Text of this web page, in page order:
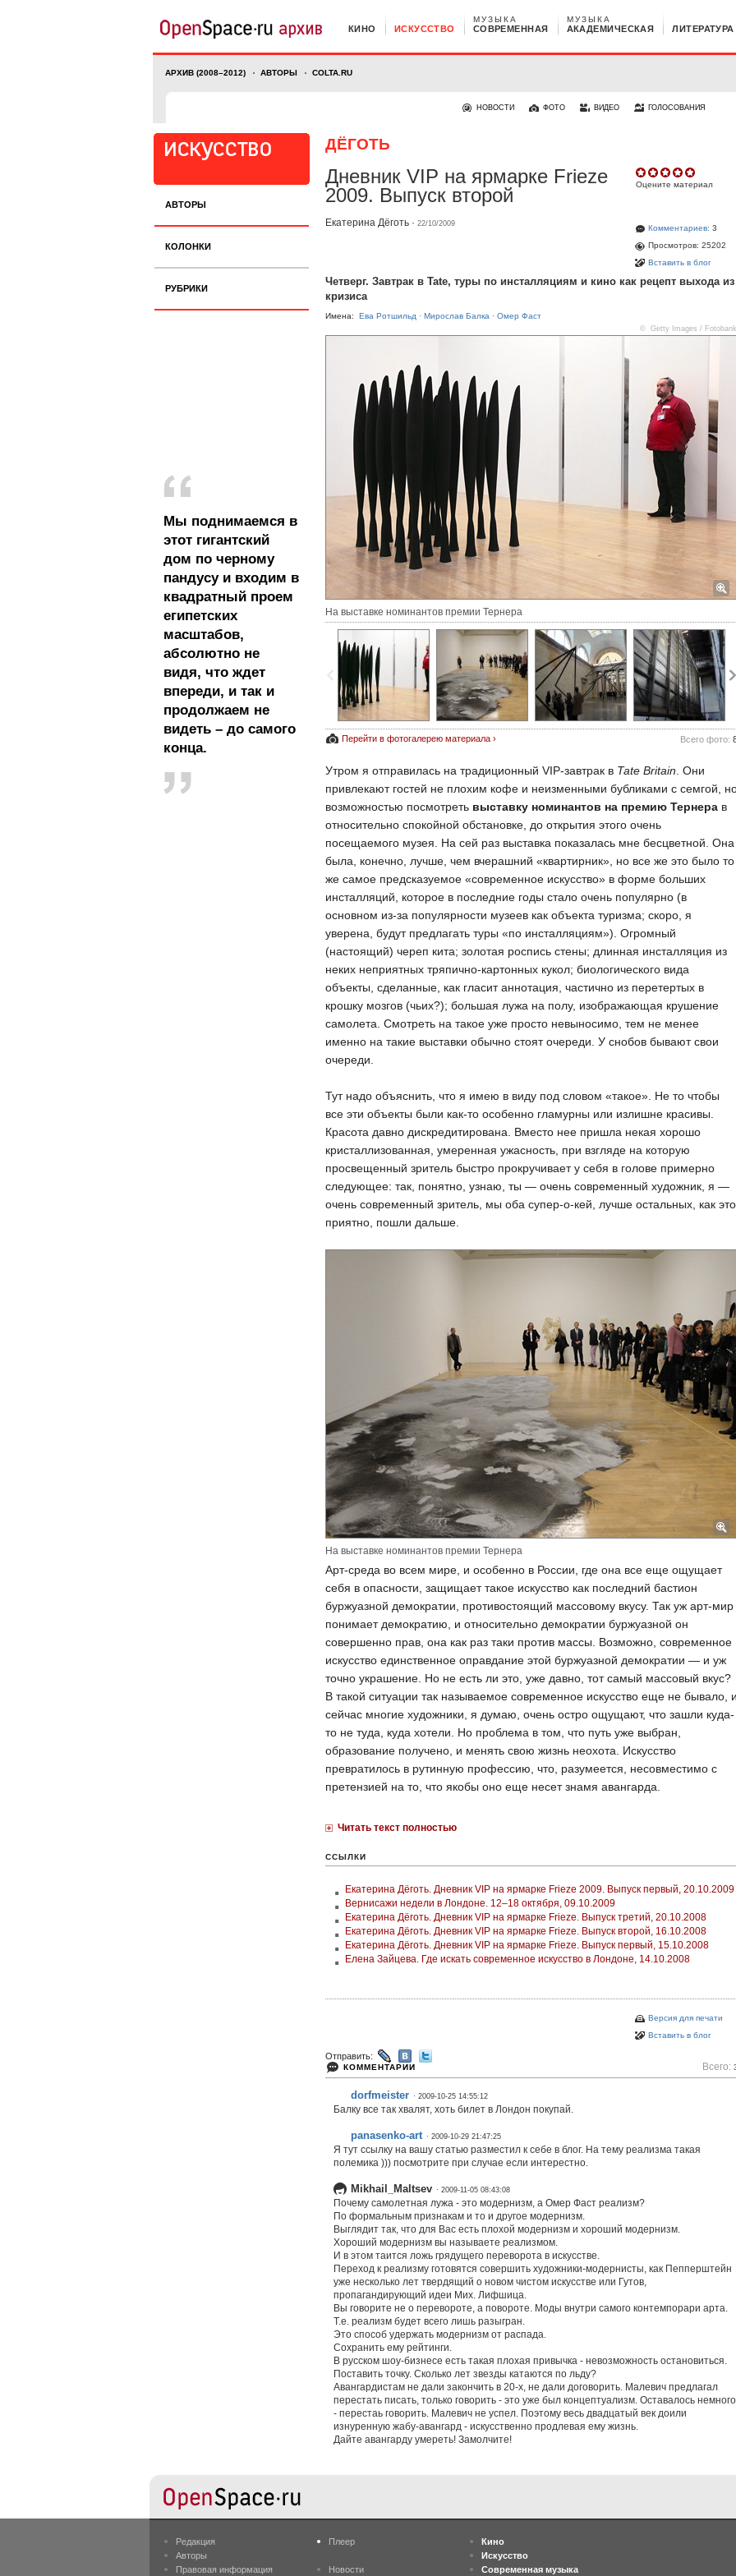
КИНО ИСКУССТВО СОВРЕМЕННАЯ
МУЗЫКА
АКАДЕМИЧЕСКАЯ
МУЗЫКА
ЛИТЕРАТУРА
АРХИВ (2008–2012) АВТОРЫ COLTA.RU
НОВОСТИ ФОТО ВИДЕО ГОЛОСОВАНИЯ
АВТОРЫ
КОЛОНКИ
РУБРИКИ
Мы поднимаемся в
этот гигантский
дом по черному
пандусу и входим в
квадратный проем
египетских
масштабов,
абсолютно не
видя, что ждет
впереди, и так и
продолжаем не
видеть – до самого
конца.
ДЁГОТЬ
Оцените материал
Комментариев: 3
Просмотров: 25202
Вставить в блог
Дневник VIP на ярмарке Frieze
2009. Выпуск второй
Екатерина Дёготь · 22/10/2009
Четверг. Завтрак в Tate, туры по инсталляциям и кино как рецепт выхода из
кризиса
Имена: Ева Ротшильд · Мирослав Балка · Омер Фаст
© Getty Images / Fotobank
На выставке номинантов премии Тернера
Перейти в фотогалерею материала › Всего фото:
Утром я отправилась на традиционный VIP-завтрак в Tate Britain . Они
привлекают гостей не плохим кофе и неизменными бубликами с семгой,
возможностью посмотреть выставку номинантов на премию Тернера в
относительно спокойной обстановке, до открытия этого очень
посещаемого музея. На сей раз выставка показалась мне бесцветной. Она
была, конечно, лучше, чем вчерашний «квартирник», но все же это было то
же самое предсказуемое «современное искусство» в форме больших
инсталляций, которое в последние годы стало очень популярно (в
основном из-за популярности музеев как объекта туризма; скоро, я
уверена, будут предлагать туры «по инсталляциям»). Огромный
(настоящий) череп кита; золотая роспись стены; длинная инсталляция из
неких неприятных тряпично-картонных кукол; биологического вида
объекты, сделанные, как гласит аннотация, частично из перетертых в
крошку мозгов (чьих?); большая лужа на полу, изображающая крушение
самолета. Смотреть на такое уже просто невыносимо, тем не менее
именно на такие выставки обычно стоят очереди. У снобов бывают свои
очереди.
Тут надо объяснить, что я имею в виду под словом «такое». Не то чтобы
все эти объекты были как-то особенно гламурны или излишне красивы.
Красота давно дискредитирована. Вместо нее пришла некая хорошо
кристаллизованная, умеренная ужасность, при взгляде на которую
просвещенный зритель быстро прокручивает у себя в голове примерно
следующее: так, понятно, узнаю, ты — очень современный художник, я —
очень современный зритель, мы оба супер-о-кей, лучше остальных, как это
приятно, пошли дальше.
На выставке номинантов премии Тернера
Арт-среда во всем мире, и особенно в России, где она все еще ощущает
себя в опасности, защищает такое искусство как последний бастион
буржуазной демократии, противостоящий массовому вкусу. Так уж арт-мир
понимает демократию, и относительно демократии буржуазной он
совершенно прав, она как раз таки против массы. Возможно, современное
искусство единственное оправдание этой буржуазной демократии — и уж
точно украшение. Но не есть ли это, уже давно, тот самый массовый вкус?
В такой ситуации так называемое современное искусство еще не бывало,
сейчас многие художники, я думаю, очень остро ощущают, что зашли куда-
то не туда, куда хотели. Но проблема в том, что путь уже выбран,
образование получено, и менять свою жизнь неохота. Искусство
превратилось в рутинную профессию, что, разумеется, несовместимо с
претензией на то, что якобы оно еще несет знамя авангарда.
Читать текст полностью
ССЫЛКИ
Екатерина Дёготь. Дневник VIP на ярмарке Frieze 2009. Выпуск первый, 20.10.2009
Вернисажи недели в Лондоне. 12–18 октября, 09.10.2009
Екатерина Дёготь. Дневник VIP на ярмарке Frieze. Выпуск третий, 20.10.2008
Екатерина Дёготь. Дневник VIP на ярмарке Frieze. Выпуск второй, 16.10.2008
Екатерина Дёготь. Дневник VIP на ярмарке Frieze. Выпуск первый, 15.10.2008
Елена Зайцева. Где искать современное искусство в Лондоне, 14.10.2008
Отправить:
Версия для печати
Вставить в блог
КОММЕНТАРИИ Всего:
dorfmeister · 2009-10-25 14:55:12
Балку все так хвалят, хоть билет в Лондон покупай.
panasenko-art · 2009-10-29 21:47:25
Я тут ссылку на вашу статью разместил к себе в блог. На тему реализма такая
полемика ))) посмотрите при случае если интерестно.
Mikhail_Maltsev · 2009-11-05 08:43:08
Почему самолетная лужа - это модернизм, а Омер Фаст реализм?
По формальным признакам и то и другое модернизм.
Выглядит так, что для Вас есть плохой модернизм и хороший модернизм.
Хороший модернизм вы называете реализмом.
И в этом таится ложь грядущего переворота в искусстве.
Переход к реализму готовятся совершить художники-модернисты, как Пепперштейн
уже несколько лет твердящий о новом чистом искусстве или Гутов,
пропагандирующий идеи Мих. Лифшица.
Вы говорите не о перевороте, а повороте. Моды внутри самого контемпорари арта.
Т.е. реализм будет всего лишь разыгран.
Это способ удержать модернизм от распада.
Сохранить ему рейтинги.
В русском шоу-бизнесе есть такая плохая привычка - невозможность остановиться.
Поставить точку. Сколько лет звезды катаются по льду?
Авангардистам не дали закончить в 20-х, не дали договорить. Малевич предлагал
перестать писать, только говорить - это уже был концептуализм. Оставалось немного
- перестаь говорить. Малевич не успел. Поэтому весь двадцатый век доили
изнуренную жабу-авангард - искусственно продлевая ему жизнь.
Дайте авангарду умереть! Замолчите!
Редакция
Авторы
Правовая информация
Плеер
Новости
Кино
Искусство
Современная музыка